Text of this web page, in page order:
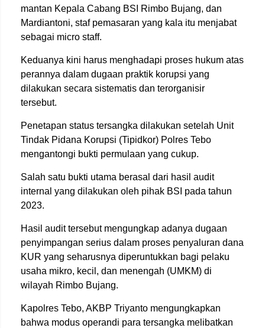
mantan Kepala Cabang BSI Rimbo Bujang, dan
Mardiantoni, staf pemasaran yang kala itu menjabat
sebagai micro staff.
Keduanya kini harus menghadapi proses hukum atas
perannya dalam dugaan praktik korupsi yang
dilakukan secara sistematis dan terorganisir
tersebut.
Penetapan status tersangka dilakukan setelah Unit
Tindak Pidana Korupsi (Tipidkor) Polres Tebo
mengantongi bukti permulaan yang cukup.
Salah satu bukti utama berasal dari hasil audit
internal yang dilakukan oleh pihak BSI pada tahun
2023.
Hasil audit tersebut mengungkap adanya dugaan
penyimpangan serius dalam proses penyaluran dana
KUR yang seharusnya diperuntukkan bagi pelaku
usaha mikro, kecil, dan menengah (UMKM) di
wilayah Rimbo Bujang.
Kapolres Tebo, AKBP Triyanto mengungkapkan
bahwa modus operandi para tersangka melibatkan